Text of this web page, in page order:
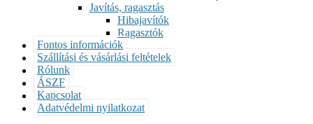
Javítás, ragasztás
Hibajavítók
Ragasztók
Fontos információk
Szállítási és vásárlási feltételek
Rólunk
ÁSZF
Kapcsolat
Adatvédelmi nyilatkozat